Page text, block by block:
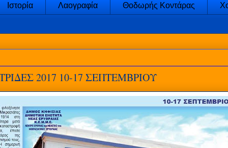
Ιστορία Λαογραφία Θοδωρής Κοντάρας
2017 10-17 ΣΕΠΤΕΜΒΡΙΟΥ